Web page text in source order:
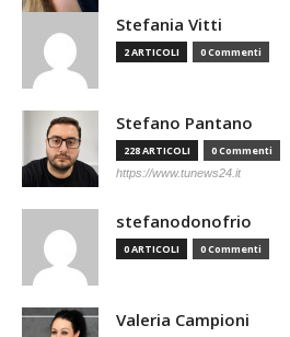
Stefania Vitti
2 ARTICOLI 0 Commenti
Stefano Pantano
228 ARTICOLI 0 Commenti
https://www.tunews24.it
stefanodonofrio
0 ARTICOLI 0 Commenti
Valeria Campioni